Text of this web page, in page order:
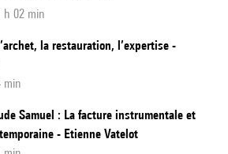
h 02 min
la restauration, l’expertise -
min
Samuel : La facture instrumentale et
- Etienne Vatelot